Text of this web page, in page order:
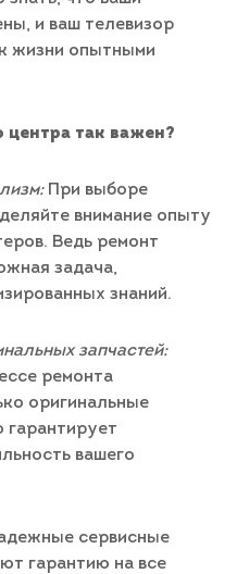
и ваш телевизор
жизни опытными
центра так важен?
При выборе
внимание опыту
Ведь ремонт
задача,
знаний.
запчастей:
ремонта
оригинальные
вашего
сервисные
гарантию на все